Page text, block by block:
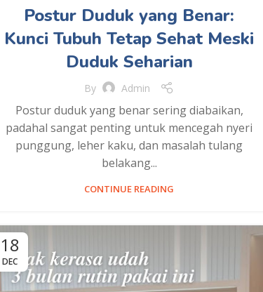
Postur Duduk yang Benar:
Kunci Tubuh Tetap Sehat Meski
Duduk Seharian
By Admin
Postur duduk yang benar sering diabaikan,
padahal sangat penting untuk mencegah nyeri
punggung, leher kaku, dan masalah tulang
belakang...
CONTINUE READING
18
DEC